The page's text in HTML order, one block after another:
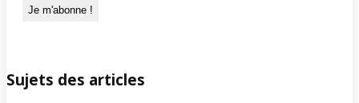
Sujets des articles